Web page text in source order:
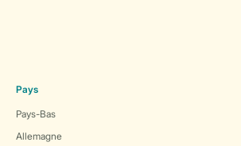
Pays
Pays-Bas
Allemagne